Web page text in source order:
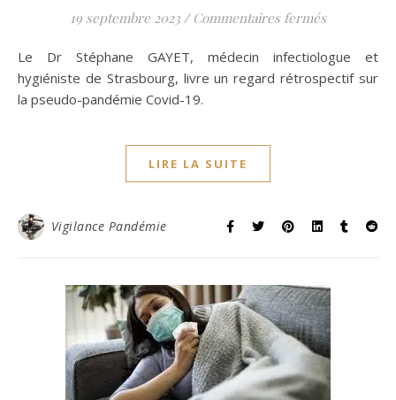
19 septembre 2023 / Commentaires ferméssur Regard
Le Dr Stéphane GAYET, médecin infectiologue et
hygiéniste de Strasbourg, livre un regard rétrospectif sur
la pseudo-pandémie Covid-19.
LIRE LA SUITE
Vigilance Pandémie